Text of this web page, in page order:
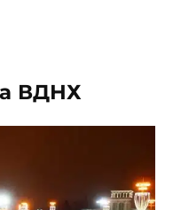
ВДНХ